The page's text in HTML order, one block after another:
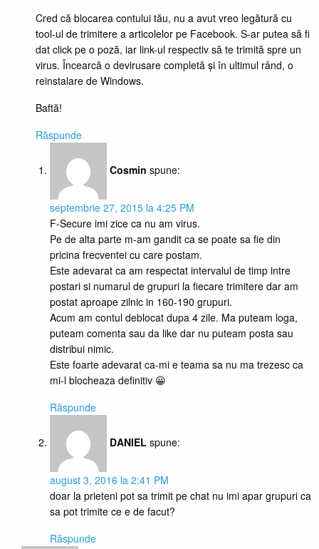
Cred că blocarea contului tău, nu a avut vreo legătură cu
tool-ul de trimitere a articolelor pe Facebook. S-ar putea să fi
dat click pe o poză, iar link-ul respectiv să te trimită spre un
virus. Încearcă o devirusare completă și în ultimul rând, o
reinstalare de Windows.
Baftă!
Răspunde
Cosmin spune:
septembrie 27, 2015 la 4:25 PM
F-Secure imi zice ca nu am virus.
Pe de alta parte m-am gandit ca se poate sa fie din
pricina frecventei cu care postam.
Este adevarat ca am respectat intervalul de timp intre
postari si numarul de grupuri la fiecare trimitere dar am
postat aproape zilnic in 160-190 grupuri.
Acum am contul deblocat dupa 4 zile. Ma puteam loga,
puteam comenta sau da like dar nu puteam posta sau
distribui nimic.
Este foarte adevarat ca-mi e teama sa nu ma trezesc ca
mi-l blocheaza definitiv 😀
Răspunde
DANIEL spune:
august 3, 2016 la 2:41 PM
doar la prieteni pot sa trimit pe chat nu imi apar grupuri ca
sa pot trimite ce e de facut?
Răspunde